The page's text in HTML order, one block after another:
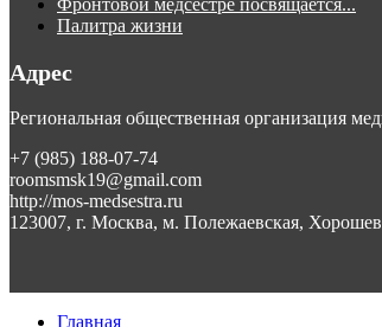
Палитра жизни
Адрес
Региональная общественная организация
+7 (985) 188-07-74
roomsmsk19@gmail.com
http://mos-medsestra.ru
123007, г. Москва, м. Полежаевская,
Главная